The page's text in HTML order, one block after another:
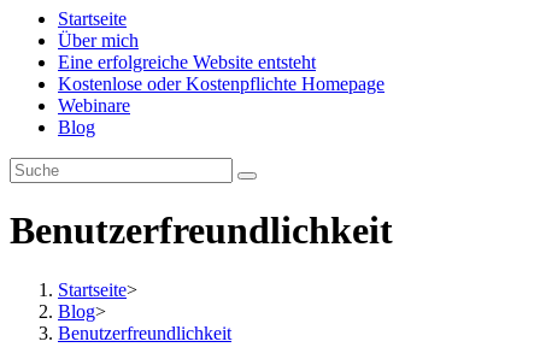
Startseite
Über mich
Eine erfolgreiche Website entsteht
Kostenlose oder Kostenpflichte Homepage
Webinare
Blog
Benutzerfreundlichkeit
Startseite>
Blog>
Benutzerfreundlichkeit